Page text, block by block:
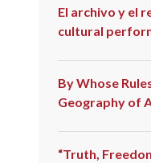
El archivo y el
cultural
By Whose
Geography of
“Truth,